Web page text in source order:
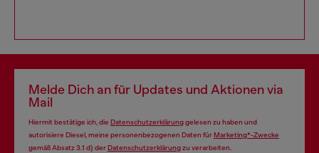
Melde Dich an für Updates und Aktionen via
Mail
Hiermit bestätige ich, die Datenschutzerklärunggelesen zu haben und
autorisiere Diesel, meine personenbezogenen Daten fürMarketing*-Zwecke
gemäß Absatz 3.1 d) derDatenschutzerklärungzu verarbeiten.